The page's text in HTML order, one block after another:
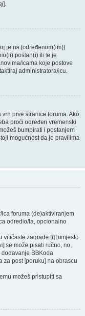
].
je na [određenom(im)]
postan(i) ili te je
icama koje postove
administratora/icu.
vrh prve stranice foruma. Ako
proći određen vremenski
bumpirati i postanjem
mogućnost da je pravilima
foruma (de)aktiviranjem
odredio/la, opcionalno
vitičaste zagrade [i] [umjesto
se može pisati ručno, no,
BBKoda
za post [poruku] na obrascu
možeš pristupiti sa